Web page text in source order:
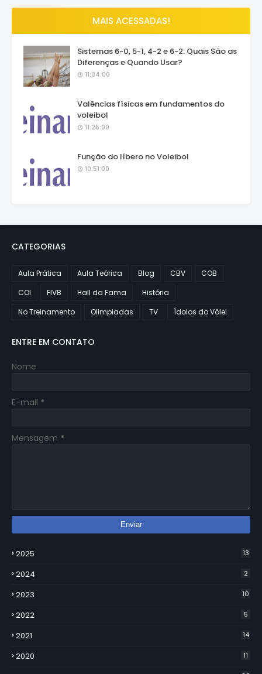
MAIS ACESSADAS!
Sistemas 6-0, 5-1, 4-2 e 6-2: Quais São as
Diferenças e Quando Usar?
11:04:00
Valências físicas em fundamentos do
voleibol
11:25:00
Função do líbero no Voleibol
10:51:00
CATEGORIAS
Aula Prática Aula Teórica Blog CBV
COB
COI
FIVB Hall da Fama
História
No Treinamento
Olimpiadas TV Ídolos do Vôlei
ENTRE EM CONTATO
Nome
E-mail *
Mensagem *
2025 13
2024 2
2023 10
2022 5
2021 14
2020 11